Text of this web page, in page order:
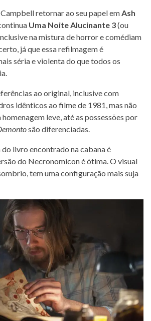
retornar ao seu papel emAsh
Uma Noite Alucinante 3(ou
na mistura de horror e comédiam
já que essa refilmagem é
séria e violenta do que todos os
ao original, inclusive com
idênticos ao filme de 1981, mas não
leve, até as possessões por
são diferenciadas.
livro encontrado na cabana é
do Necronomicon é ótima. O visual
tem uma configuração mais suja